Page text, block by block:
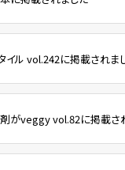
イル vol.242に掲載されま
がveggy vol.82に掲載さ